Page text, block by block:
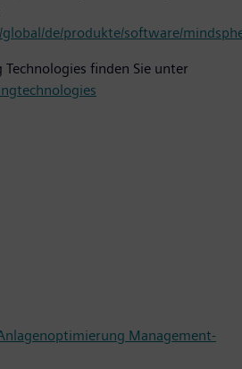
de/produkte/software/
finden Sie unter
Management-